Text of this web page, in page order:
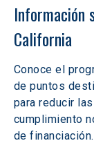
Información
California
Conoce el
de puntos
para reducir
cumplimiento
de financiación.